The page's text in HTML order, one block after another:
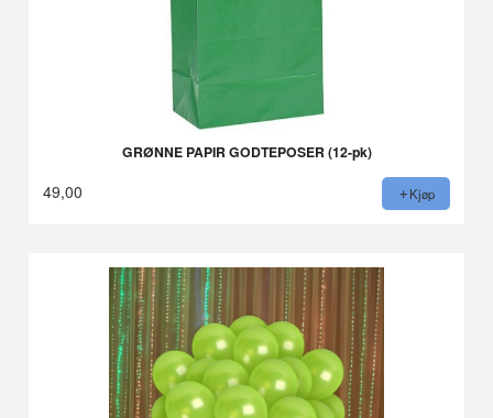
GRØNNE PAPIR GODTEPOSER (12-pk)
49,00 Kjøp